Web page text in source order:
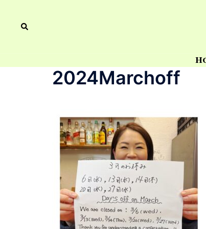
2024Marchoff